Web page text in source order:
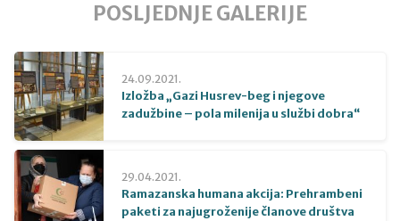
POSLJEDNJE GALERIJE
24.09.2021.
Izložba „Gazi Husrev-beg i njegove
zadužbine – pola milenija u službi dobra“
29.04.2021.
Ramazanska humana akcija: Prehrambeni
paketi za najugroženije članove društva